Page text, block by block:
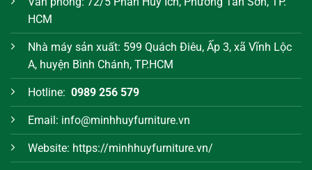
HCM
Nhà máy sản xuất: 599 Quách Điêu, Ấp 3, xã Vĩnh Lộc
A, huyện Bình Chánh, TP.HCM
Hotline: 0989 256 579
Email: info@minhhuyfurniture.vn
Website: https://minhhuyfurniture.vn/